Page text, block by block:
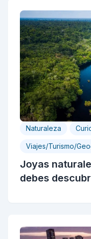
Naturaleza
Viajes/Turismo/
Joyas
debes